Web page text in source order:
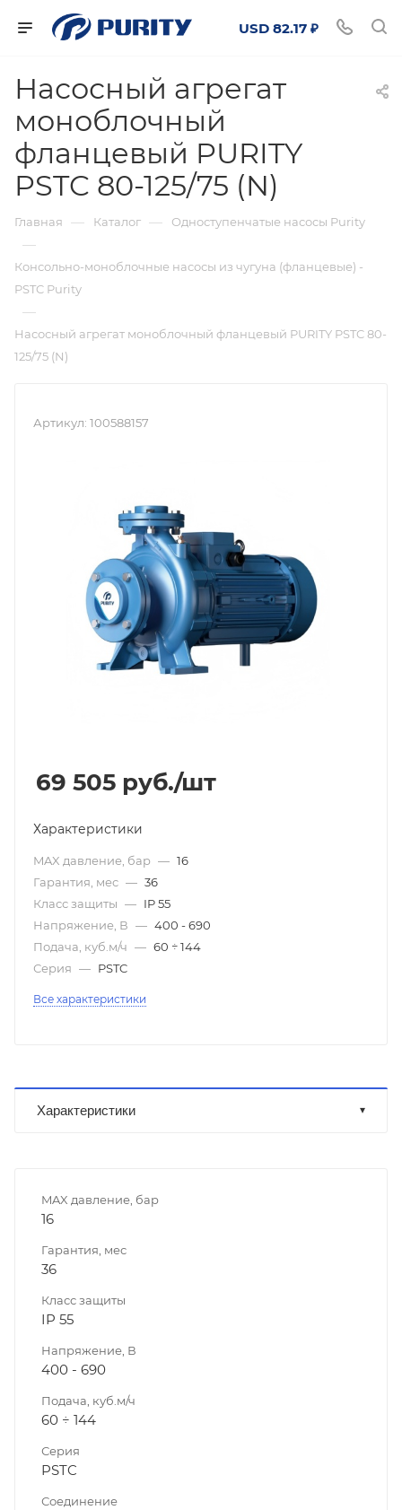
USD 82.17 ₽
Насосный агрегат
моноблочный
фланцевый PURITY
PSTC 80-125/75 (N)
Главная — Каталог — Одноступенчатые насосы Purity
—
Консольно-моноблочные насосы из чугуна (фланцевые) -
PSTC Purity
—
Насосный агрегат моноблочный фланцевый PURITY PSTC 80-
125/75 (N)
Артикул: 100588157
69 505 руб./шт
Характеристики
MAX давление, бар — 16
Гарантия, мес — 36
Класс защиты — IP 55
Напряжение, В — 400 - 690
Подача, куб.м/ч — 60 ÷ 144
Серия — PSTC
Все характеристики
Характеристики
MAX давление, бар
16
Гарантия, мес
36
Класс защиты
IP 55
Напряжение, В
400 - 690
Подача, куб.м/ч
60 ÷ 144
Серия
PSTC
Соединение